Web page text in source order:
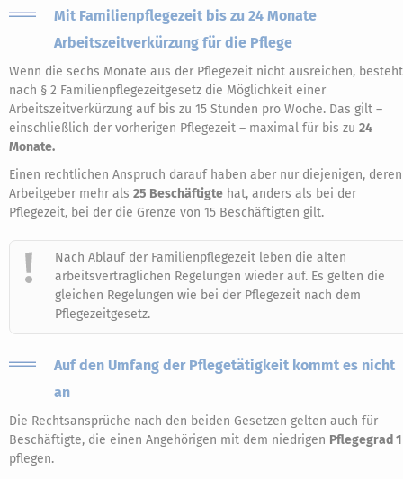
Mit Familienpflegezeit bis zu 24 Monate
Arbeitszeitverkürzung für die Pflege
Wenn die sechs Monate aus der Pflegezeit nicht ausreichen, besteht
nach § 2 Familienpflegezeitgesetz die Möglichkeit einer
Arbeitszeitverkürzung auf bis zu 15 Stunden pro Woche. Das gilt –
einschließlich der vorherigen Pflegezeit – maximal für bis zu 24
Monate.
Einen rechtlichen Anspruch darauf haben aber nur diejenigen, deren
Arbeitgeber mehr als 25 Beschäftigte hat, anders als bei der
Pflegezeit, bei der die Grenze von 15 Beschäftigten gilt.
Nach Ablauf der Familienpflegezeit leben die alten
arbeitsvertraglichen Regelungen wieder auf. Es gelten die
gleichen Regelungen wie bei der Pflegezeit nach dem
Pflegezeitgesetz.
Auf den Umfang der Pflegetätigkeit kommt es nicht
an
Die Rechtsansprüche nach den beiden Gesetzen gelten auch für
Beschäftigte, die einen Angehörigen mit dem niedrigen Pflegegrad 1
pflegen.